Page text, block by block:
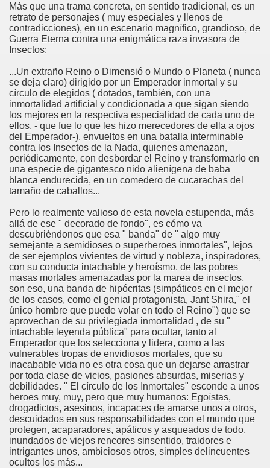
Más que una trama concreta, en sentido tradicional, es un
retrato de personajes ( muy especiales y llenos de
contradicciones), en un escenario magnífico, grandioso, de
Guerra Eterna contra una enigmática raza invasora de
Insectos:
...Un extraño Reino o Dimensió o Mundo o Planeta ( nunca
se deja claro) dirigido por un Emperador inmortal y su
círculo de elegidos ( dotados, también, con una
inmortalidad artificial y condicionada a que sigan siendo
los mejores en la respectiva especialidad de cada uno de
ellos, - que fue lo que les hizo merecedores de ella a ojos
del Emperador-), envueltos en una batalla interminable
contra los Insectos de la Nada, quienes amenazan,
periódicamente, con desbordar el Reino y transformarlo en
una especie de gigantesco nido alienígena de baba
blanca endurecida, en un comedero de cucarachas del
tamaño de caballos...
Pero lo realmente valioso de esta novela estupenda, más
allá de ese " decorado de fondo", es cómo va
descubriéndonos que esa " banda" de " algo muy
semejante a semidioses o superheroes inmortales", lejos
de ser ejemplos vivientes de virtud y nobleza, inspiradores,
con su conducta intachable y heroísmo, de las pobres
masas mortales amenazadas por la marea de insectos,
son eso, una banda de hipócritas (simpáticos en el mejor
de los casos, como el genial protagonista, Jant Shira," el
único hombre que puede volar en todo el Reino") que se
aprovechan de su privilegiada inmortalidad , de su "
intachable leyenda pública" para ocultar, tanto al
Emperador que los selecciona y lidera, como a las
vulnerables tropas de envidiosos mortales, que su
inacabable vida no es otra cosa que un dejarse arrastrar
por toda clase de vicios, pasiones absurdas, miserias y
debilidades. " El círculo de los Inmortales" esconde a unos
heroes muy, muy, pero que muy humanos: Egoístas,
drogadictos, asesinos, incapaces de amarse unos a otros,
descuidados en sus responsabilidades con el mundo que
protegen, acaparadores, apáticos y asqueados de todo,
inundados de viejos rencores sinsentido, traidores e
intrigantes unos, ambiciosos otros, simples delincuentes
ocultos los más...